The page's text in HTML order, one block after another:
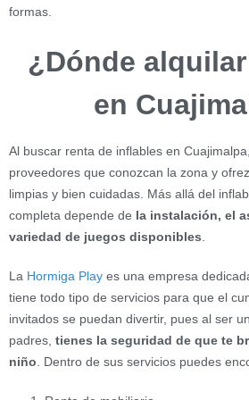
formas.
¿Dónde
en
Al buscar renta de inflables en
proveedores que conozcan la zona y
limpias y bien cuidadas. Más allá del
completa depende de la instalación, el
variedad de juegos disponibles
La Hormiga Play es una empresa
tiene todo tipo de servicios para que el
invitados se puedan divertir, pues al ser
padres, tienes la seguridad de que te
niño . Dentro de sus servicios puedes